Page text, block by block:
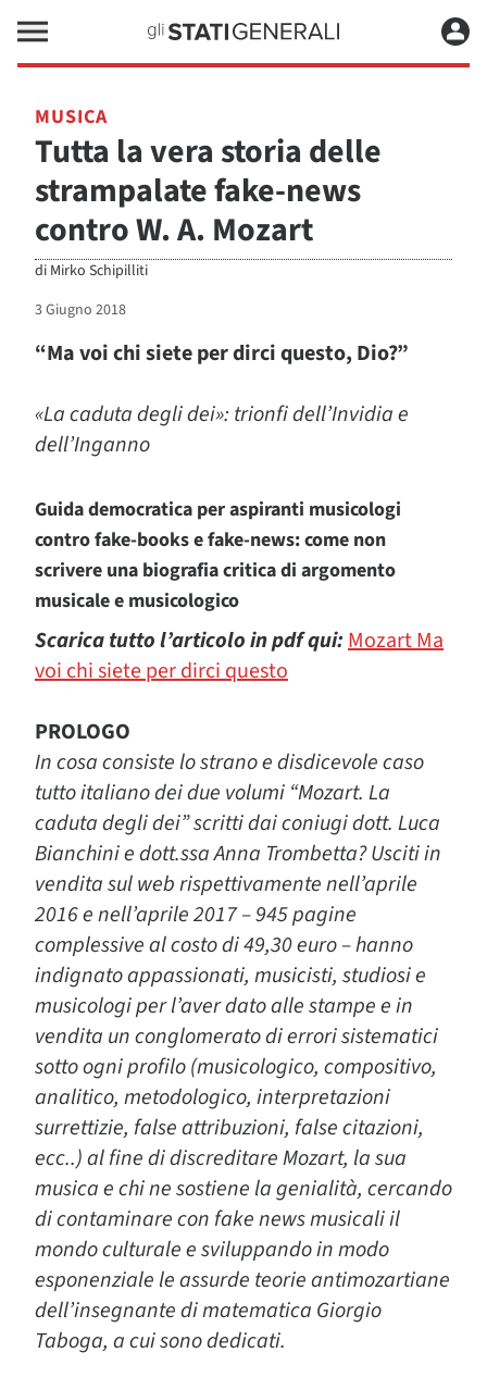
MUSICA
Tutta la vera storia delle
strampalate fake-news
contro W. A. Mozart
di Mirko Schipilliti
3 Giugno 2018
“Ma voi chi siete per dirci questo, Dio?”
«La caduta degli dei»: trionfi dell’Invidia e
dell’Inganno
Guida democratica per aspiranti musicologi
contro fake-books e fake-news: come non
scrivere una biografia critica di argomento
musicale e musicologico
Scarica tutto l’articolo in pdf qui:Mozart Ma
voi chi siete per dirci questo
PROLOGO
In cosa consiste lo strano e disdicevole caso
tutto italiano dei due volumi “Mozart. La
caduta degli dei” scritti dai coniugi dott. Luca
Bianchini e dott.ssa Anna Trombetta? Usciti in
vendita sul web rispettivamente nell’aprile
2016 e nell’aprile 2017 – 945 pagine
complessive al costo di 49,30 euro – hanno
indignato appassionati, musicisti, studiosi e
musicologi per l’aver dato alle stampe e in
vendita un conglomerato di errori sistematici
sotto ogni profilo (musicologico, compositivo,
analitico, metodologico, interpretazioni
surrettizie, false attribuzioni, false citazioni,
ecc..) al fine di discreditare Mozart, la sua
musica e chi ne sostiene la genialità, cercando
di contaminare con fake news musicali il
mondo culturale e sviluppando in modo
esponenziale le assurde teorie antimozartiane
dell’insegnante di matematica Giorgio
Taboga, a cui sono dedicati.